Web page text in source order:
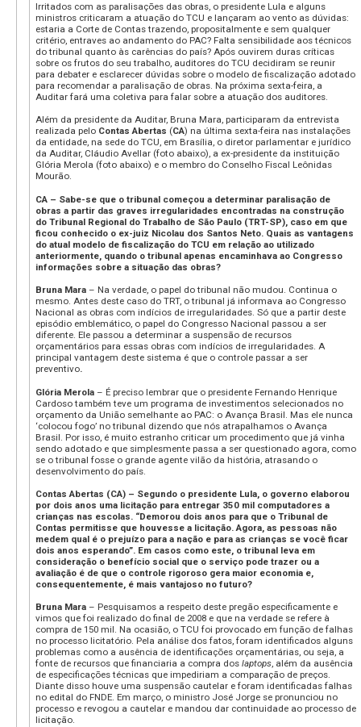
Irritados com as paralisações das obras, o presidente Lula e alguns
ministros criticaram a atuação do TCU e lançaram ao vento as dúvidas:
estaria a Corte de Contas trazendo, propositalmente e sem qualquer
critério, entraves ao andamento do PAC? Falta sensibilidade aos técnicos
do tribunal quanto às carências do país? Após ouvirem duras críticas
sobre os frutos do seu trabalho, auditores do TCU decidiram se reunir
para debater e esclarecer dúvidas sobre o modelo de fiscalização adotado
para recomendar a paralisação de obras. Na próxima sexta-feira, a
Auditar fará uma coletiva para falar sobre a atuação dos auditores.
Além da presidente da Auditar, Bruna Mara, participaram da entrevista
realizada pelo Contas Abertas (CA) na última sexta-feira nas instalações
da entidade, na sede do TCU, em Brasília, o diretor parlamentar e jurídico
da Auditar, Cláudio Avellar (foto abaixo), a ex-presidente da instituição
Glória Merola (foto abaixo) e o membro do Conselho Fiscal Leônidas
Mourão.
CA – Sabe-se que o tribunal começou a determinar paralisação de
obras a partir das graves irregularidades encontradas na construção
do Tribunal Regional do Trabalho de São Paulo (TRT-SP), caso em que
ficou conhecido o ex-juiz Nicolau dos Santos Neto. Quais as vantagens
do atual modelo de fiscalização do TCU em relação ao utilizado
anteriormente, quando o tribunal apenas encaminhava ao Congresso
informações sobre a situação das obras?
Bruna Mara – Na verdade, o papel do tribunal não mudou. Continua o
mesmo. Antes deste caso do TRT, o tribunal já informava ao Congresso
Nacional as obras com indícios de irregularidades. Só que a partir deste
episódio emblemático, o papel do Congresso Nacional passou a ser
diferente. Ele passou a determinar a suspensão de recursos
orçamentários para essas obras com indícios de irregularidades. A
principal vantagem deste sistema é que o controle passar a ser
preventivo.
Glória Merola – É preciso lembrar que o presidente Fernando Henrique
Cardoso também teve um programa de investimentos selecionados no
orçamento da União semelhante ao PAC: o Avança Brasil. Mas ele nunca
‘colocou fogo’ no tribunal dizendo que nós atrapalhamos o Avança
Brasil. Por isso, é muito estranho criticar um procedimento que já vinha
sendo adotado e que simplesmente passa a ser questionado agora, como
se o tribunal fosse o grande agente vilão da história, atrasando o
desenvolvimento do país.
Contas Abertas (CA) – Segundo o presidente Lula, o governo elaborou
por dois anos uma licitação para entregar 350 mil computadores a
crianças nas escolas. “Demorou dois anos para que o Tribunal de
Contas permitisse que houvesse a licitação. Agora, as pessoas não
medem qual é o prejuízo para a nação e para as crianças se você ficar
dois anos esperando”. Em casos como este, o tribunal leva em
consideração o benefício social que o serviço pode trazer ou a
avaliação é de que o controle rigoroso gera maior economia e,
consequentemente, é mais vantajoso no futuro?
Bruna Mara – Pesquisamos a respeito deste pregão especificamente e
vimos que foi realizado do final de 2008 e que na verdade se refere à
compra de 150 mil. Na ocasião, o TCU foi provocado em função de falhas
no processo licitatório. Pela análise dos fatos, foram identificados alguns
problemas como a ausência de identificações orçamentárias, ou seja, a
fonte de recursos que financiaria a compra dos laptops, além da ausência
de especificações técnicas que impediriam a comparação de preços.
Diante disso houve uma suspensão cautelar e foram identificadas falhas
no edital do FNDE. Em março, o ministro José Jorge se pronunciou no
processo e revogou a cautelar e mandou dar continuidade ao processo de
licitação.